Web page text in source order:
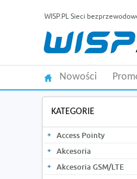
WISP.PL Sieci
Nowości
KATEGORIE
Access Pointy
Akcesoria
Akcesoria GSM/LTE